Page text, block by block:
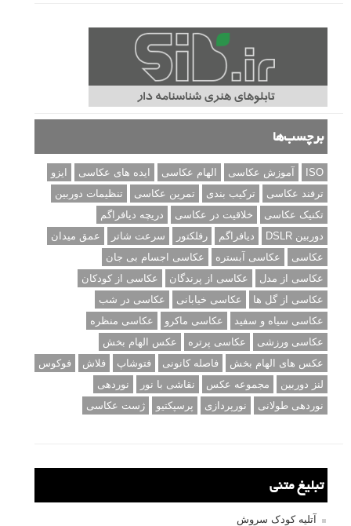
برچسب‌ها
ISO آموزش عکاسی الهام عکاسی ایده های عکاسی
ایزو
ترفند عکاسی
ترکیب بندی تمرین عکاسی
تنظیمات دوربین
تکنیک عکاسی
خلاقیت در عکاسی
دریچه دیافراگم
دوربین DSLR
دیافراگم رفلکتور سرعت شاتر
عمق میدان
عکاسی
عکاسی آبستره
عکاسی اجسام بی جان
عکاسی از مدل
عکاسی از پرندگان
عکاسی از کودکان
عکاسی از گل ها
عکاسی خیابانی
عکاسی در شب
عکاسی سیاه و سفید
عکاسی ماکرو
عکاسی منظره
عکاسی ورزشی
عکاسی پرتره
عکس الهام بخش
عکس های الهام بخش
فاصله کانونی فتوشاپ فلاش
فوکوس
لنز دوربین
مجموعه عکس نقاشی با نور
نوردهی
نوردهی طولانی
نورپردازی پرسپکتیو ژست عکاسی
تبلیغ متنی
آتلیه کودک سروش